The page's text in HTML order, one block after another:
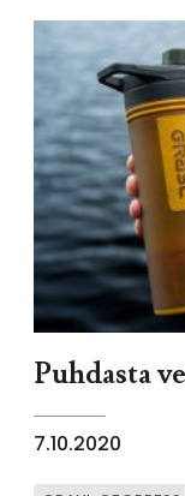
Puhdasta
7.10.2020